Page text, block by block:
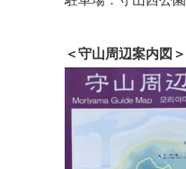
＜守山周辺案内図＞